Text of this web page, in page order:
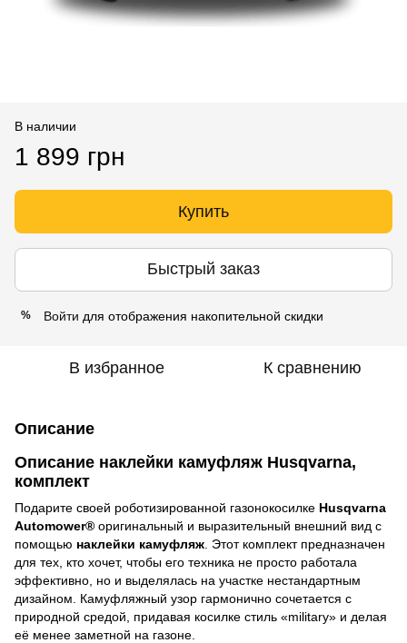
В наличии
1 899 грн
Купить
Быстрый заказ
% Войти для отображения накопительной скидки
В избранное К сравнению
Описание
Описание наклейки камуфляж Husqvarna,
комплект
Подарите своей роботизированной газонокосилке Husqvarna
Automower® оригинальный и выразительный внешний вид с
помощью наклейки камуфляж . Этот комплект предназначен
для тех, кто хочет, чтобы его техника не просто работала
эффективно, но и выделялась на участке нестандартным
дизайном. Камуфляжный узор гармонично сочетается с
природной средой, придавая косилке стиль «military» и делая
её менее заметной на газоне.